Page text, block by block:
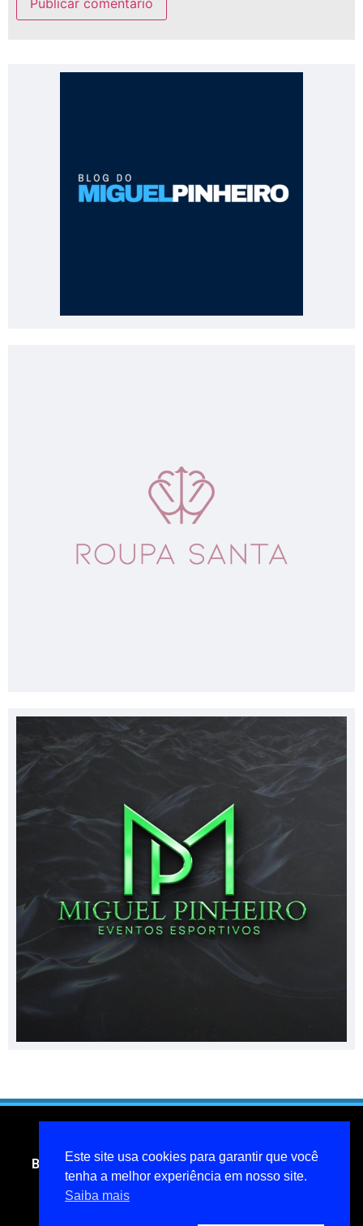
Blog do jornalista Miguel Pinheiro- todos os direitos
reservados
miguelpinheiroarcanjo@hotmail.com
Este site usa cookies para garantir que você
tenha a melhor experiência em nosso site.
Saiba mais